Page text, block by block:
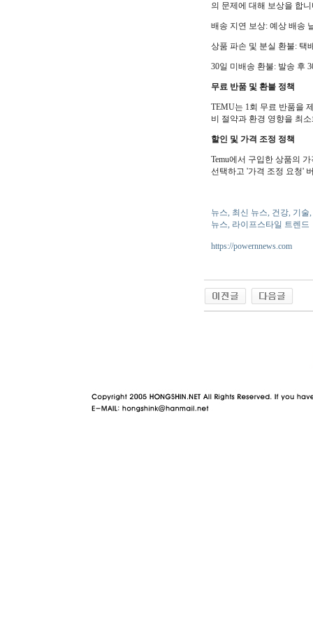
의 문제에 대해 보상을 합
배송 지연 보상: 예상 배송
상품 파손 및 분실 환불: 택
30일 미배송 환불: 발송 후
무료 반품 및 환불 정책
TEMU는 1회 무료 반품을
비 절약과 환경 영향을 최
할인 및 가격 조정 정책
Temu에서 구입한 상품의
선택하고 '가격 조정 요청'
뉴스, 최신 뉴스, 건강, 기
뉴스, 라이프스타일 트렌드
https://powernnews.com